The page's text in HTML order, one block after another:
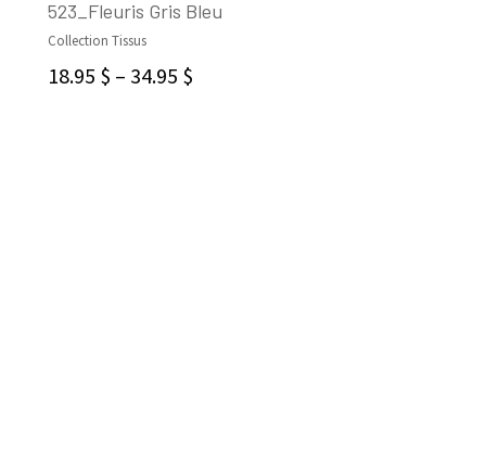
523_Fleuris Gris Bleu
Collection Tissus
18.95 $ – 34.95 $